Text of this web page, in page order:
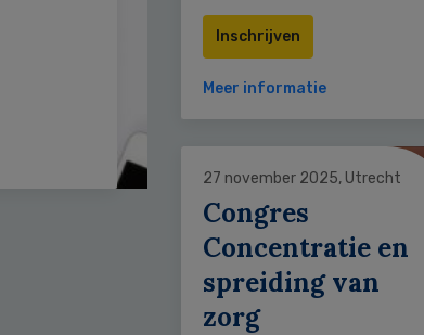
Inschrijven
Meer informatie
27 november 2025, Utrecht
Congres
Concentratie en
spreiding van
zorg